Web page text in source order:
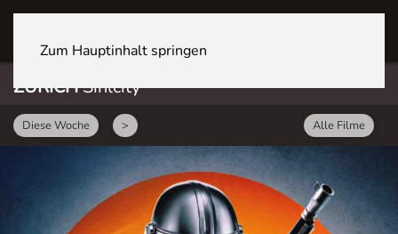
Zum Hauptinhalt springen
ZÜRICHSihlcity
Diese Woche > Alle Filme